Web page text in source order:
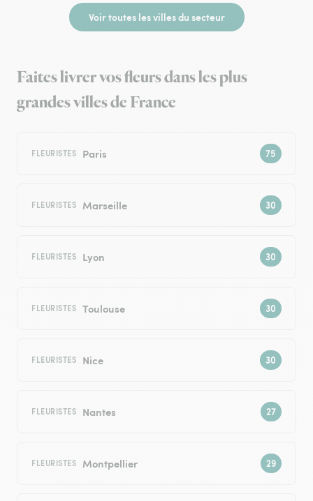
Voir toutes les villes du secteur
Faites livrer vos fleurs dans les plus
grandes villes de France
FLEURISTES Paris
FLEURISTES Marseille
FLEURISTES Lyon
FLEURISTES Toulouse
FLEURISTES Nice
FLEURISTES Nantes
FLEURISTES Montpellier